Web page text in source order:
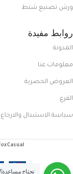
ورش تصنيع شنط
روابط مفيدة
المدونة
معلومات عنا
العروض الحصرية
الفرع
سياسة الاستبدال والارجاع
تحتاج